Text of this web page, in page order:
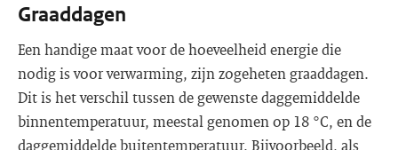
Graaddagen
Een handige maat voor de hoeveelheid energie die
nodig is voor verwarming, zijn zogeheten graaddagen.
Dit is het verschil tussen de gewenste daggemiddelde
binnentemperatuur, meestal genomen op 18 °C, en de
daggemiddelde buitentemperatuur. Bijvoorbeeld, als